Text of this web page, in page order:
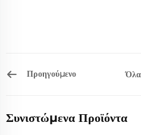
Προηγούμενο Όλα
Συνιστώμενα Προϊόντα